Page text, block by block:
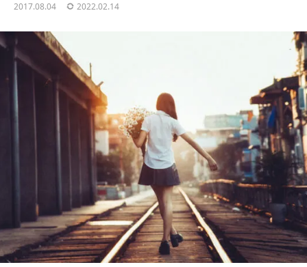
2017.08.04 2022.02.14